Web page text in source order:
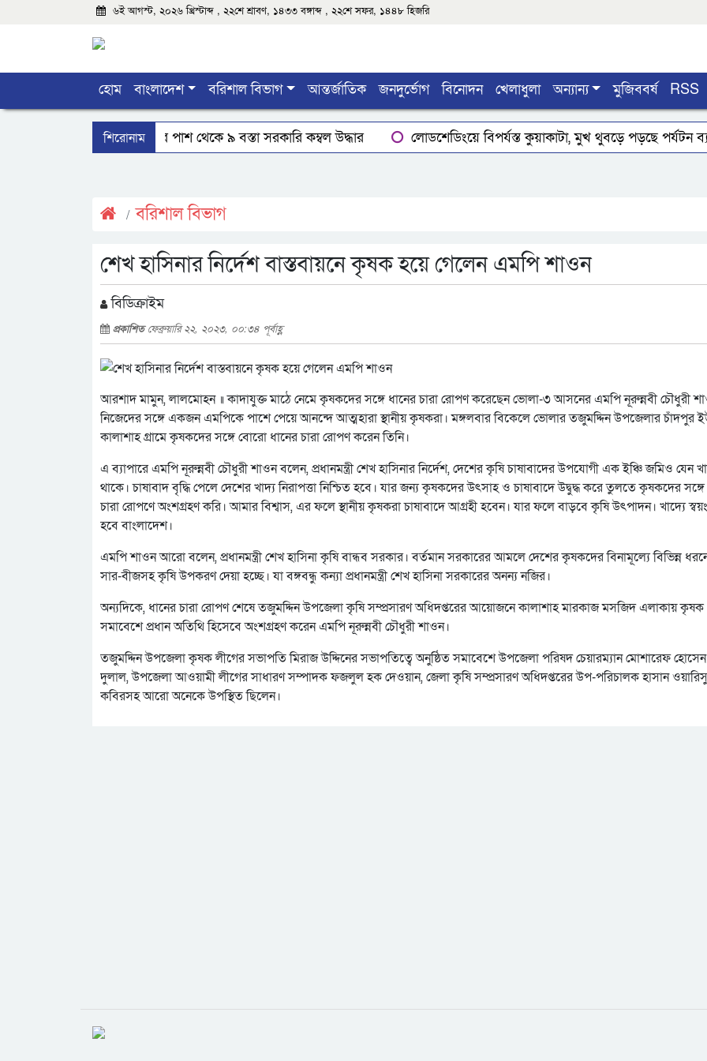
৬ই আগস্ট, ২০২৬ খ্রিস্টাব্দ , ২২শে শ্রাবণ, ১৪৩৩ বঙ্গাব্দ , ২২শে সফর, ১৪৪৮ হিজরি
হোম বাংলাদেশ বরিশাল বিভাগ আন্তর্জাতিক জনদুর্ভোগ বিনোদন খেলাধুলা অন্যান্য মুজিববর্ষ RSS
শিরোনাম
বরিশালে রাস্তার পাশ থেকে ৯ বস্তা সরকারি কম্বল উদ্ধার লোডশেডিংয়ে বিপর্যস্ত কুয়াকাটা, মুখ থুবড়ে পড়ছে পর্যটন
বরিশাল বিভাগ
শেখ হাসিনার নির্দেশ বাস্তবায়নে কৃষক হয়ে গেলেন এমপি শাওন
বিডিক্রাইম
প্রকাশিতফেব্রুয়ারি ২২, ২০২৩, ০০:৩৪ পূর্বাহ্ণ
আরশাদ মামুন, লালমোহন ॥ কাদাযুক্ত মাঠে নেমে কৃষকদের সঙ্গে ধানের চারা রোপণ করেছেন ভোলা-৩ আসনের এমপি নূরুন্নবী চৌধুরী
নিজেদের সঙ্গে একজন এমপিকে পাশে পেয়ে আনন্দে আত্মহারা স্থানীয় কৃষকরা। মঙ্গলবার বিকেলে ভোলার তজুমদ্দিন উপজেলার চাঁদপুর
কালাশাহ গ্রামে কৃষকদের সঙ্গে বোরো ধানের চারা রোপণ করেন তিনি।
এ ব্যাপারে এমপি নূরুন্নবী চৌধুরী শাওন বলেন, প্রধানমন্ত্রী শেখ হাসিনার নির্দেশ, দেশের কৃষি চাষাবাদের উপযোগী এক ইঞ্চি জমিও যেন
থাকে। চাষাবাদ বৃদ্ধি পেলে দেশের খাদ্য নিরাপত্তা নিশ্চিত হবে। যার জন্য কৃষকদের উৎসাহ ও চাষাবাদে উদ্বুদ্ধ করে তুলতে কৃষকদের
চারা রোপণে অংশগ্রহণ করি। আমার বিশ্বাস, এর ফলে স্থানীয় কৃষকরা চাষাবাদে আগ্রহী হবেন। যার ফলে বাড়বে কৃষি উৎপাদন। খাদ্যে
হবে বাংলাদেশ।
এমপি শাওন আরো বলেন, প্রধানমন্ত্রী শেখ হাসিনা কৃষি বান্ধব সরকার। বর্তমান সরকারের আমলে দেশের কৃষকদের বিনামূল্যে বিভিন্ন
সার-বীজসহ কৃষি উপকরণ দেয়া হচ্ছে। যা বঙ্গবন্ধু কন্যা প্রধানমন্ত্রী শেখ হাসিনা সরকারের অনন্য নজির।
অন্যদিকে, ধানের চারা রোপণ শেষে তজুমদ্দিন উপজেলা কৃষি সম্প্রসারণ অধিদপ্তরের আয়োজনে কালাশাহ মারকাজ মসজিদ এলাকায় কৃষক
সমাবেশে প্রধান অতিথি হিসেবে অংশগ্রহণ করেন এমপি নূরুন্নবী চৌধুরী শাওন।
তজুমদ্দিন উপজেলা কৃষক লীগের সভাপতি মিরাজ উদ্দিনের সভাপতিত্বে অনুষ্ঠিত সমাবেশে উপজেলা পরিষদ চেয়ারম্যান মোশারেফ হোসেন
দুলাল, উপজেলা আওয়ামী লীগের সাধারণ সম্পাদক ফজলুল হক দেওয়ান, জেলা কৃষি সম্প্রসারণ অধিদপ্তরের উপ-পরিচালক হাসান
কবিরসহ আরো অনেকে উপস্থিত ছিলেন।